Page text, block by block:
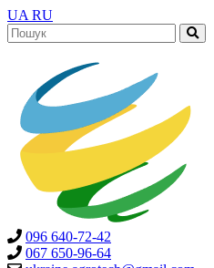
UA RU
096 640-72-42
067 650-96-64